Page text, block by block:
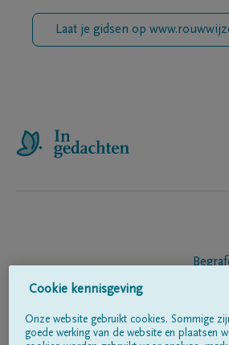
Laat je gidsen op
Volg ons op
Cookie kennisgeving
Onze website gebruikt cookies. Sommige
goede werking van de website en plaatsen